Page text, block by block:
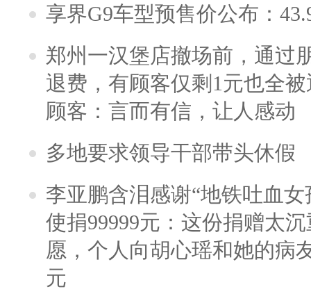
享界G9车型预售价公布：
郑州一汉堡店撤场前，通过
退费，有顾客仅剩1元也全
顾客：言而有信，让人感动
多地要求领导干部带头休假
李亚鹏含泪感谢“地铁吐血
使捐99999元：这份捐赠太
愿，个人向胡心瑶和她的病
元